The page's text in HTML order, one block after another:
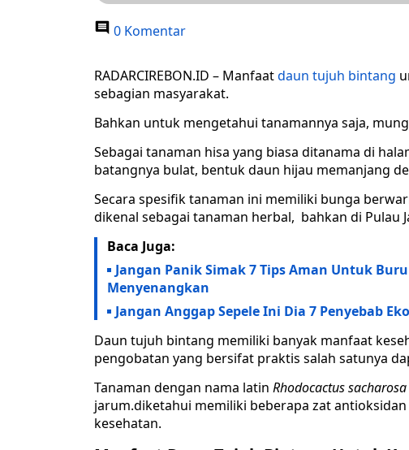
0 Komentar
RADARCIREBON.ID – Manfaatdaun tujuh bintang
sebagian masyarakat.
Bahkan untuk mengetahui tanamannya saja,
Sebagai tanaman hisa yang biasa ditanama di
batangnya bulat, bentuk daun hijau memanjang
Secara spesifik tanaman ini memiliki bunga
dikenal sebagai tanaman herbal, bahkan di Pulau
Baca Juga:
Jangan Panik Simak 7 Tips Aman Untuk
Menyenangkan
Jangan Anggap Sepele Ini Dia 7 Penyebab
Daun tujuh bintang memiliki banyak manfaat
pengobatan yang bersifat praktis salah satunya
Tanaman dengan nama latin Rhodocactus sacharosa
jarum.diketahui memiliki beberapa zat
kesehatan.